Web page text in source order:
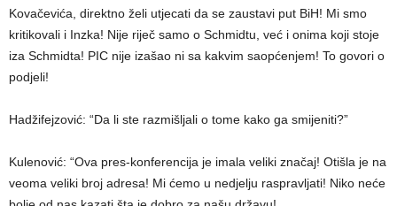
Kovačevića, direktno želi utjecati da se zaustavi put BiH! Mi smo
kritikovali i Inzka! Nije riječ samo o Schmidtu, već i onima koji stoje
iza Schmidta! PIC nije izašao ni sa kakvim saopćenjem! To govori o
podjeli!
Hadžifejzović: “Da li ste razmišljali o tome kako ga smijeniti?”
Kulenović: “Ova pres-konferencija je imala veliki značaj! Otišla je na
veoma veliki broj adresa! Mi ćemo u nedjelju raspravljati! Niko neće